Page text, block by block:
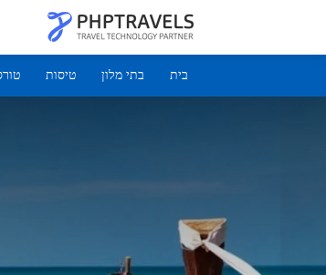
בית בתי מלון טיסות